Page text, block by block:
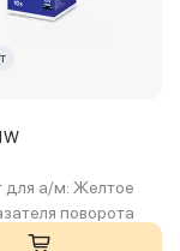
для а/м: Желтое
поворота